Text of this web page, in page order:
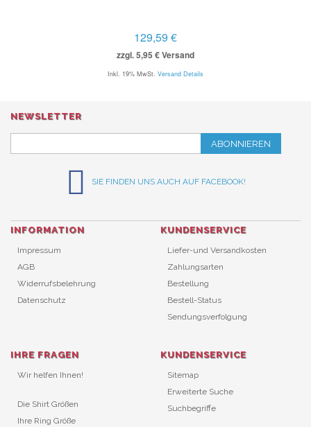
129,59 €
zzgl. 5,95 € Versand
Inkl. 19% MwSt. Versand Details
NEWSLETTER
ABONNIEREN
SIE FINDEN UNS AUCH AUF FACEBOOK!
INFORMATION
Impressum
AGB
Widerrufsbelehrung
Datenschutz
KUNDENSERVICE
Liefer-und Versandkosten
Zahlungsarten
Bestellung
Bestell-Status
Sendungsverfolgung
IHRE FRAGEN
Wir helfen Ihnen!
Die Shirt Größen
Ihre Ring Größe
KUNDENSERVICE
Sitemap
Erweiterte Suche
Suchbegriffe